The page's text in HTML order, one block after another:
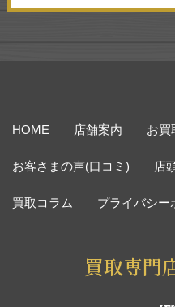
HOME 店舗案内 お買
お客さまの声(口コミ) 店
買取コラム プライバシー
買取専門